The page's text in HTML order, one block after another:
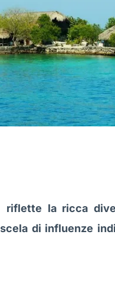
riflette la ricca
di influenze